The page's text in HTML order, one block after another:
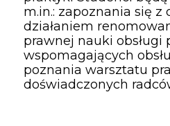
m.in.: zapoznania się z
działaniem
prawnej nauki obsługi
wspomagających
poznania warsztatu
doświadczonych